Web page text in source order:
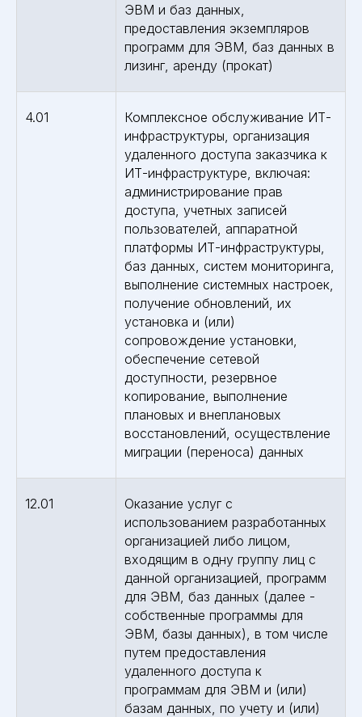
ЭВМ и баз данных,
предоставления экземпляров
программ для ЭВМ, баз данных в
лизинг, аренду (прокат)
4.01
Комплексное обслуживание ИТ-
инфраструктуры, организация
удаленного доступа заказчика к
ИТ-инфраструктуре, включая:
администрирование прав
доступа, учетных записей
пользователей, аппаратной
платформы ИТ-инфраструктуры,
баз данных, систем мониторинга,
выполнение системных настроек,
получение обновлений, их
установка и (или)
сопровождение установки,
обеспечение сетевой
доступности, резервное
копирование, выполнение
плановых и внеплановых
восстановлений, осуществление
миграции (переноса) данных
12.01
Оказание услуг с
использованием разработанных
организацией либо лицом,
входящим в одну группу лиц с
данной организацией, программ
для ЭВМ, баз данных (далее -
собственные программы для
ЭВМ, базы данных), в том числе
путем предоставления
удаленного доступа к
программам для ЭВМ и (или)
базам данных, по учету и (или)